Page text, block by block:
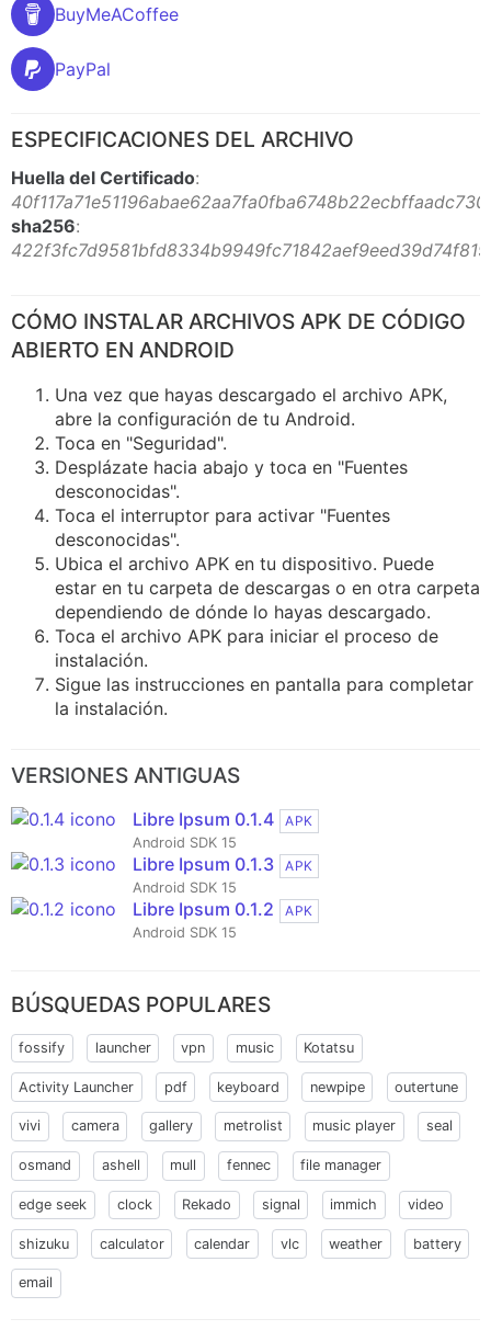
BuyMeACoffee
PayPal
ESPECIFICACIONES DEL ARCHIVO
Huella del Certificado:
sha256:
CÓMO INSTALAR ARCHIVOS APK DE CÓDIGO
ABIERTO EN ANDROID
Una vez que hayas descargado el archivo APK,
abre la configuración de tu Android.
Toca en "Seguridad".
Desplázate hacia abajo y toca en "Fuentes
desconocidas".
Toca el interruptor para activar "Fuentes
desconocidas".
Ubica el archivo APK en tu dispositivo. Puede
estar en tu carpeta de descargas o en otra carpeta
dependiendo de dónde lo hayas descargado.
Toca el archivo APK para iniciar el proceso de
instalación.
Sigue las instrucciones en pantalla para completar
la instalación.
VERSIONES ANTIGUAS
Libre Ipsum 0.1.4
APK
Android SDK 15
Libre Ipsum 0.1.3
APK
Android SDK 15
Libre Ipsum 0.1.2
APK
Android SDK 15
BÚSQUEDAS POPULARES
fossify launcher vpn music Kotatsu
Activity Launcher pdf keyboard newpipe outertune
vivi camera gallery metrolist music player seal
osmand ashell mull fennec file manager
edge seek clock Rekado signal immich video
shizuku calculator calendar vlc weather battery
email